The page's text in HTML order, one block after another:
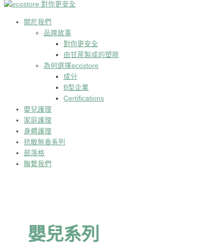
關於我們
品牌故事
對你更安全
由甘蔗製成的塑膠
為何選擇ecostore
成分
B型企業
Certifications
嬰兒護理
家庭護理
身體護理
抗敏無香系列
部落格
聯繫我們
嬰兒系列